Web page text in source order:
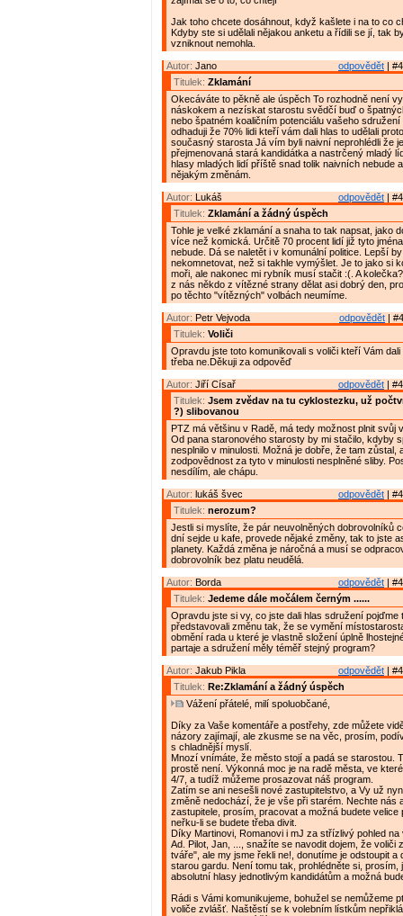
Jak toho chcete dosáhnout, když kašlete i na to co
Kdyby ste si udělali nějakou anketu a řídili se jí, tak
vzniknout nemohla.
odpovědět |
Autor: Jano
Titulek: Zklamání
Okecáváte to pěkně ale úspěch To rozhodně není
náskokem a nezískat starostu svědčí buď o
nebo špatném koaličním potenciálu vašeho sdružení
odhaduji že 70% lidi kteří vám dali hlas to udělali
současný starosta Já vím byli naivní neprohlédli že
přejmenovaná stará kandidátka a nastrčený mladý
hlasy mladých lidí příště snad tolik naivních nebude
nějakým změnám.
odpovědět |
Autor: Lukáš
Titulek: Zklamání a žádný úspěch
Tohle je velké zklamání a snaha to tak napsat, jako
více než komická. Určitě 70 procent lidí již tyto
nebude. Dá se naletět i v komunální politice. Lepší
nekomnetovat, než si takhle vymýšlet. Je to jako si
moři, ale nakonec mi rybník musí stačit :(. A
z nás někdo z vítězné strany dělat asi dobrý den,
po těchto "vítězných" volbách neumíme.
odpovědět |
Autor: Petr Vejvoda
Titulek: Voliči
Opravdu jste toto komunikovali s voliči kteří Vám dali
třeba ne.Děkuji za odpověď
odpovědět |
Autor: Jiří Císař
Titulek: Jsem zvědav na tu cyklostezku, už
?) slibovanou
PTZ má většinu v Radě, má tedy možnost plnit svůj
Od pana staronového starosty by mi stačilo, kdyby
nesplnilo v minulosti. Možná je dobře, že tam zůstal,
zodpovědnost za tyto v minulosti nesplněné sliby.
nesdílím, ale chápu.
odpovědět |
Autor: lukáš švec
Titulek: nerozum?
Jestli si myslíte, že pár neuvolněných dobrovolníků
dní sejde u kafe, provede nějaké změny, tak to jste
planety. Každá změna je náročná a musí se
dobrovolník bez platu neudělá.
odpovědět |
Autor: Borda
Titulek: Jedeme dále močálem černým ......
Opravdu jste si vy, co jste dali hlas sdružení pojďme
představovali změnu tak, že se vymění
obmění rada u které je vlastně složení úplně
partaje a sdružení měly téměř stejný program?
odpovědět |
Autor: Jakub Pikla
Titulek: Re:Zklamání a žádný úspěch
Vážení přátelé, milí spoluobčané,
Díky za Vaše komentáře a postřehy, zde můžete
názory zajímají, ale zkusme se na věc, prosím,
s chladnější myslí.
Mnozí vnímáte, že město stojí a padá se starostou.
prostě není. Výkonná moc je na radě města, ve
4/7, a tudíž můžeme prosazovat náš program.
Zatím se ani nesešli nové zastupitelstvo, a Vy už
změně nedochází, že je vše při starém. Nechte nás
zastupitele, prosím, pracovat a možná budete velice
neřku-li se budete třeba divit.
Díky Martinovi, Romanovi i mJ za střízlivý pohled na
Ad. Pilot, Jan, ..., snažíte se navodit dojem, že voliči
tváře", ale my jsme řekli ne!, donutíme je odstoupit a
starou gardu. Není tomu tak, prohlédněte si, prosím,
absolutní hlasy jednotlivým kandidátům a možná
Rádi s Vámi komunikujeme, bohužel se nemůžeme
voliče zvlášť. Naštěstí se k volebním lístkům